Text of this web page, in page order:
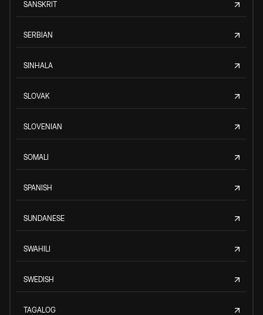
SANSKRIT
SERBIAN
SINHALA
SLOVAK
SLOVENIAN
SOMALI
SPANISH
SUNDANESE
SWAHILI
SWEDISH
TAGALOG